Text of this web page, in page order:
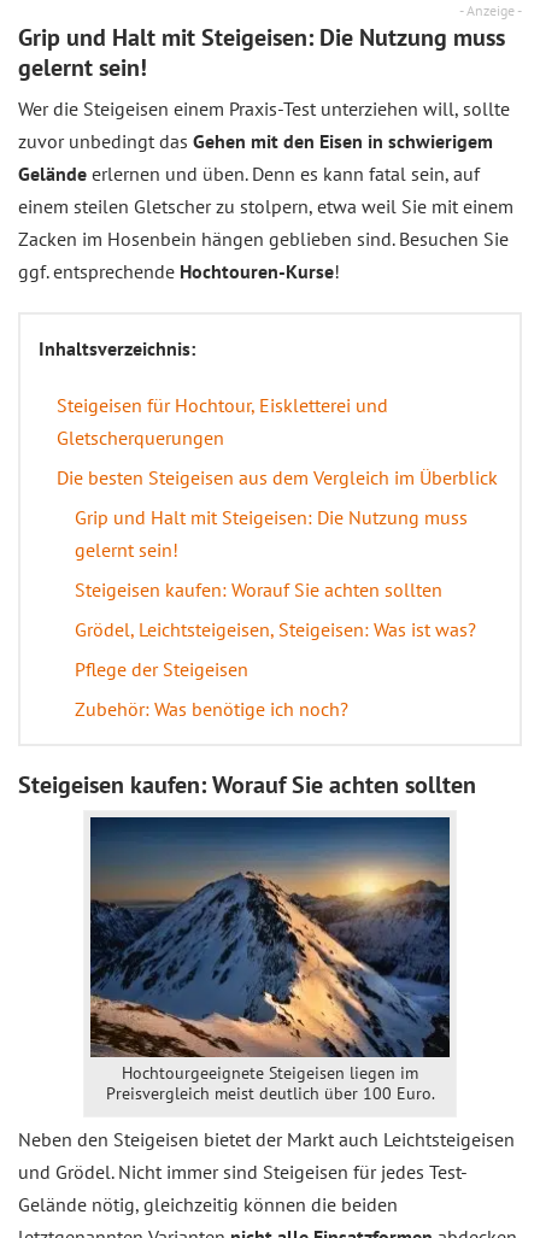
- Anzeige -
Grip und Halt mit Steigeisen: Die Nutzung muss
gelernt sein!
Wer die Steigeisen einem Praxis-Test unterziehen will, sollte
zuvor unbedingt das Gehen mit den Eisen in schwierigem
Gelände erlernen und üben. Denn es kann fatal sein, auf
einem steilen Gletscher zu stolpern, etwa weil Sie mit einem
Zacken im Hosenbein hängen geblieben sind. Besuchen Sie
ggf. entsprechende Hochtouren-Kurse!
Inhaltsverzeichnis:
Steigeisen für Hochtour, Eiskletterei und
Gletscherquerungen
Die besten Steigeisen aus dem Vergleich im Überblick
Grip und Halt mit Steigeisen: Die Nutzung muss
gelernt sein!
Steigeisen kaufen: Worauf Sie achten sollten
Grödel, Leichtsteigeisen, Steigeisen: Was ist was?
Pflege der Steigeisen
Zubehör: Was benötige ich noch?
Steigeisen kaufen: Worauf Sie achten sollten
Hochtourgeeignete Steigeisen liegen im
Preisvergleich meist deutlich über 100 Euro.
Neben den Steigeisen bietet der Markt auch Leichtsteigeisen
und Grödel. Nicht immer sind Steigeisen für jedes Test-
Gelände nötig, gleichzeitig können die beiden